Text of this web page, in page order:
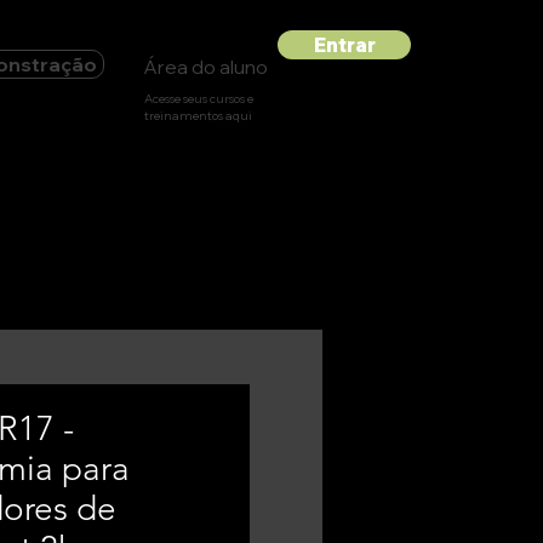
Área do aluno
Entrar
Acesse seus cursos e
treinamentos aqui
-
para
de